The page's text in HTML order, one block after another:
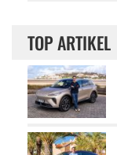
TOP ARTIKEL